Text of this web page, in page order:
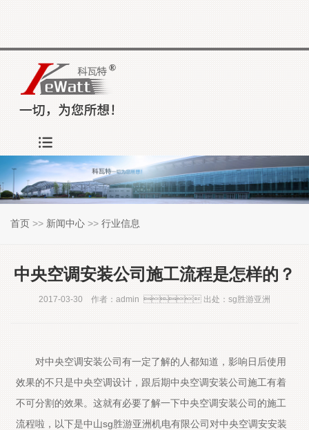
首页 >> 新闻中心 >> 行业信息
中央空调安装公司施工流程是怎样的？
2017-03-30  作者：admin  出处：sg胜游亚洲
对中央空调安装公司有一定了解的人都知道，影响日后使用
效果的不只是中央空调设计，跟后期中央空调安装公司施工有着
不可分割的效果。这就有必要了解一下中央空调安装公司的施工
流程啦，以下是中山sg胜游亚洲机电有限公司对中央空调安安装